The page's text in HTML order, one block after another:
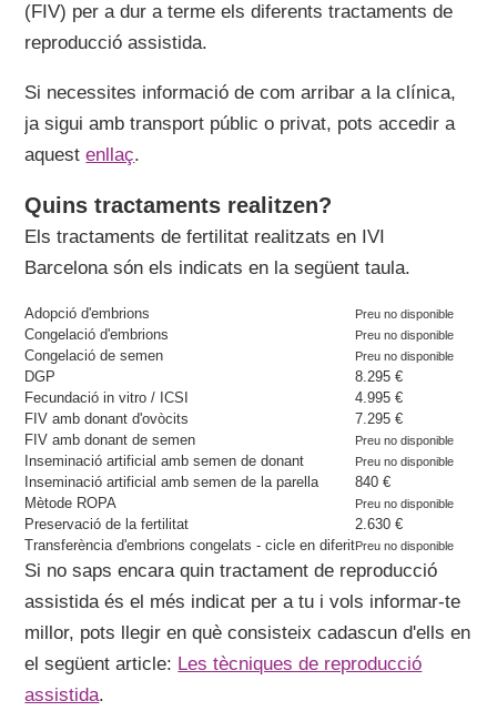
(FIV) per a dur a terme els diferents tractaments de
reproducció assistida.
Si necessites informació de com arribar a la clínica,
ja sigui amb transport públic o privat, pots accedir a
aquestenllaç.
Quins tractaments realitzen?
Els tractaments de fertilitat realitzats en IVI
Barcelona són els indicats en la següent taula.
Adopció d'embrions Preu no disponible
Congelació d'embrions Preu no disponible
Congelació de semen Preu no disponible
DGP
8.295 €
Fecundació in vitro / ICSI
4.995 €
FIV amb donant d'ovòcits
7.295 €
FIV amb donant de semen
Preu no disponible
Inseminació artificial amb semen de donant Preu no disponible
Inseminació artificial amb semen de la parella
840 €
Mètode ROPA
Preu no disponible
Preservació de la fertilitat
2.630 €
Transferència d'embrions congelats - cicle en diferitPreu no disponible
Si no saps encara quin tractament de reproducció
assistida és el més indicat per a tu i vols informar-te
millor, pots llegir en què consisteix cadascun d'ells en
el següent article: Les tècniques de reproducció
assistida.